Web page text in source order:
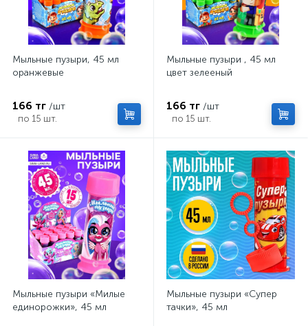
Мыльные пузыри, 45 мл
оранжевые
166 тг /шт
по 15 шт.
Мыльные пузыри , 45 мл
цвет зелееный
166 тг /шт
по 15 шт.
Мыльные пузыри «Милые
единорожки», 45 мл
Мыльные пузыри «Супер
тачки», 45 мл